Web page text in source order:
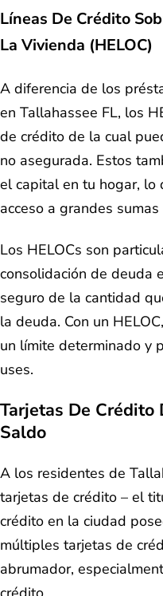
Líneas De Crédito
La Vivienda (HELOC)
A diferencia de los
en Tallahassee FL, los
de crédito de la cual
no asegurada. Estos
el capital en tu hogar, lo
acceso a grandes
Los HELOCs son
consolidación de deuda
seguro de la cantidad
la deuda. Con un
un límite determinado y
uses.
Tarjetas De Crédito
Saldo
A los residentes de
tarjetas de crédito – el
crédito en la ciudad
múltiples tarjetas de
abrumador,